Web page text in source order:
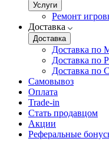
Услуги
Ремонт
Доставка
Доставка
Доставка по
Доставка
Доставка по
Самовывоз
Оплата
Trade-in
Стать продавцом
Акции
Реферальные